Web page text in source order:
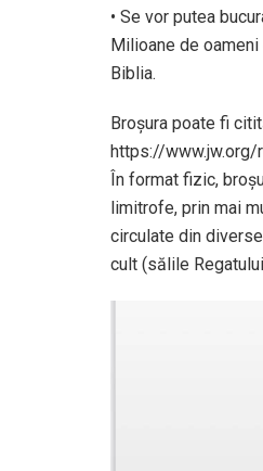
• Se vor putea
Milioane de
Biblia.
Broșura poate fi
https://
În format fizic,
limitrofe, prin mai
circulate din
cult (sălile